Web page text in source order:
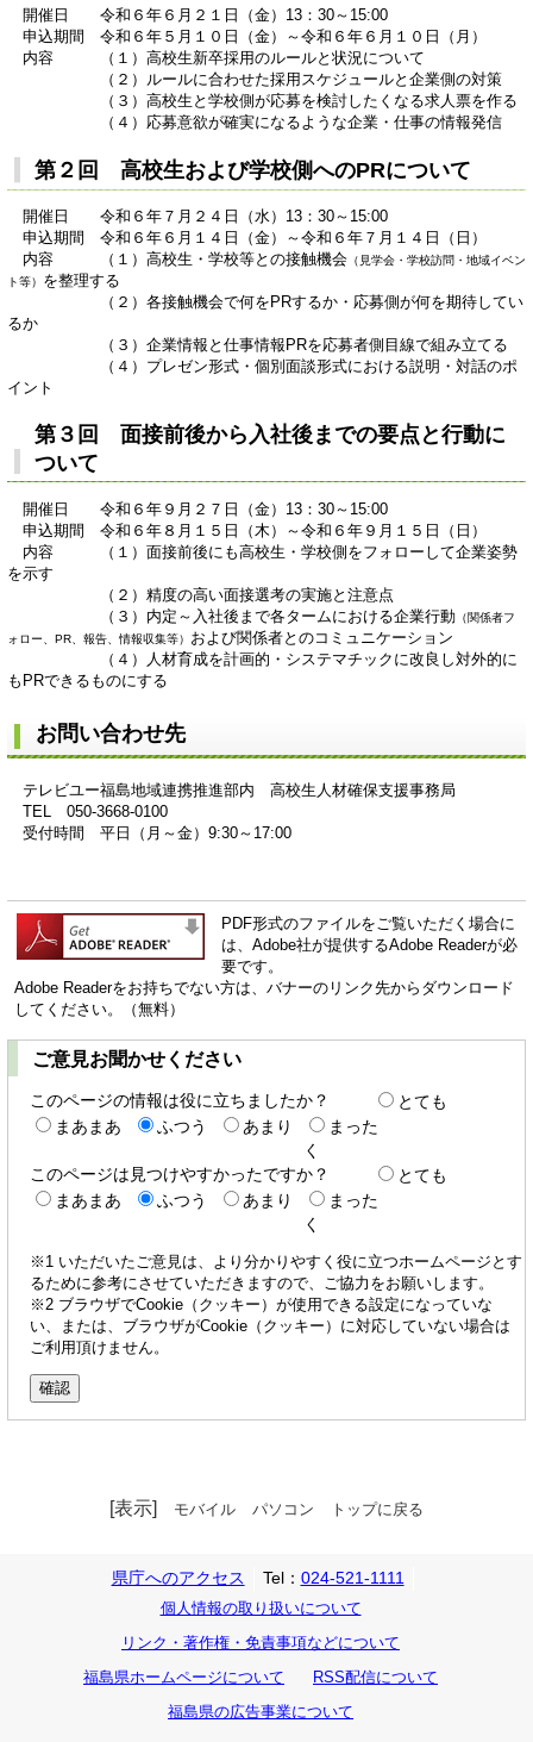
開催日 令和６年６月２１日（金）13：30～15:00
申込期間 令和６年５月１０日（金）～令和６年６月１０日（月）
内容 （１）高校生新卒採用のルールと状況について
（２）ルールに合わせた採用スケジュールと企業側の対策
（３）高校生と学校側が応募を検討したくなる求人票を作る
（４）応募意欲が確実になるような企業・仕事の情報発信
第２回 高校生および学校側へのPRについて
開催日 令和６年７月２４日（水）13：30～15:00
申込期間 令和６年６月１４日（金）～令和６年７月１４日（日）
内容 （１）高校生・学校等との接触機会 （見学会・学校訪問・地域イベン
ト等） を整理する
（２）各接触機会で何をPRするか・応募側が何を期待してい
るか
（３）企業情報と仕事情報PRを応募者側目線で組み立てる
（４）プレゼン形式・個別面談形式における説明・対話のポ
イント
第３回 面接前後から入社後までの要点と行動に
ついて
開催日 令和６年９月２７日（金）13：30～15:00
申込期間 令和６年８月１５日（木）～令和６年９月１５日（日）
内容 （１）面接前後にも高校生・学校側をフォローして企業姿勢
を示す
（２）精度の高い面接選考の実施と注意点
（３）内定～入社後まで各タームにおける企業行動 （関係者フ
ォロー、PR、報告、情報収集等） および関係者とのコミュニケーション
（４）人材育成を計画的・システマチックに改良し対外的に
もPRできるものにする
お問い合わせ先
テレビユー福島地域連携推進部内 高校生人材確保支援事務局
TEL 050-3668-0100
受付時間 平日（月～金）9:30～17:00
PDF形式のファイルをご覧いただく場合に
は、Adobe社が提供するAdobe Readerが必
要です。
Adobe Readerをお持ちでない方は、バナーのリンク先からダウンロード
してください。（無料）
ご意見お聞かせください
このページの情報は役に立ちましたか？
とても
まあまあ
ふつう あまり
まった
く
このページは見つけやすかったですか？
とても
まあまあ
ふつう あまり
まった
く
※1 いただいたご意見は、より分かりやすく役に立つホームページとす
るために参考にさせていただきますので、ご協力をお願いします。
※2 ブラウザでCookie（クッキー）が使用できる設定になっていな
い、または、ブラウザがCookie（クッキー）に対応していない場合は
ご利用頂けません。
[表示] モバイル パソコン トップに戻る
県庁へのアクセス Tel： 024-521-1111
個人情報の取り扱いについて
リンク・著作権・免責事項などについて
福島県ホームページについて
RSS配信について
福島県の広告事業について